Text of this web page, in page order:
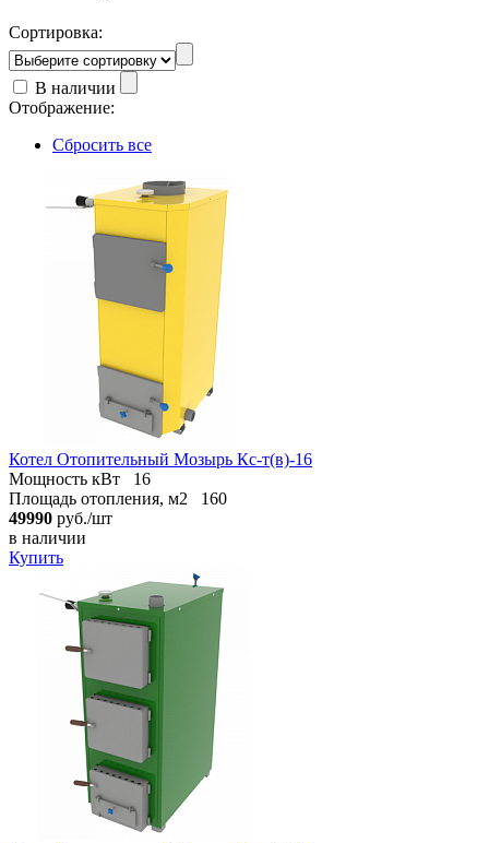
Сортировка:
В наличии
Отображение:
Сбросить все
Котел Отопительный Мозырь Кс-т(в)-16
Мощность кВт
16
Площадь отопления, м2
160
49990 руб./шт
в наличии
Купить